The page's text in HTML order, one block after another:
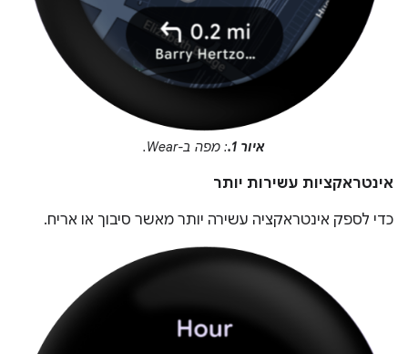
איור 1. : מפה ב-Wear.
אינטראקציות עשירות יותר
כדי לספק אינטראקציה עשירה יותר מאשר סיבוך או אריח.